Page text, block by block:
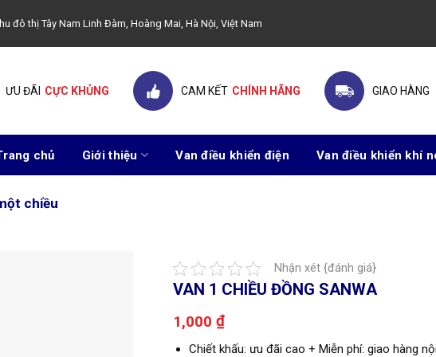
đô thị Tây Nam Linh Đàm, Hoàng Mai, Hà Nội, Việt Nam
ƯU ĐÃI CỰC KHỦNG CAM KẾT CHÍNH HÃNG GIAO HÀNG
chủ Giới thiệu Van điều khiển điện Van điều khiển khí
chiều
Nhận xét {đánh giá}
VAN 1 CHIỀU ĐỒNG SANWA
1,000 ₫
Chiết khấu: ưu đãi cao + Miễn phí: giao hàng